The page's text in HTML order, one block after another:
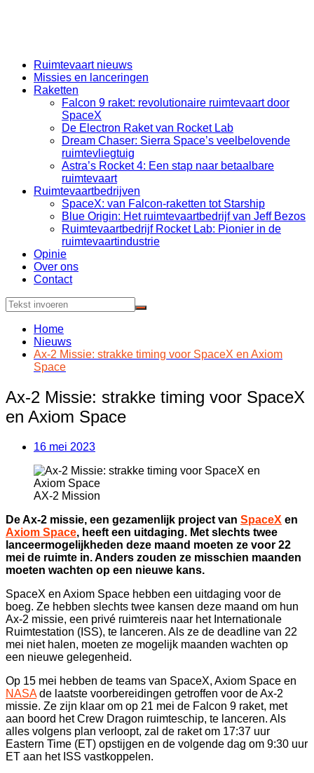
Ruimtevaart nieuws
Missies en lanceringen
Raketten
Falcon 9 raket: revolutionaire ruimtevaart door
SpaceX
De Electron Raket van Rocket Lab
Dream Chaser: Sierra Space’s veelbelovende
ruimtevliegtuig
Astra’s Rocket 4: Een stap naar betaalbare
ruimtevaart
Ruimtevaartbedrijven
SpaceX: van Falcon-raketten tot Starship
Blue Origin: Het ruimtevaartbedrijf van Jeff Bezos
Ruimtevaartbedrijf Rocket Lab: Pionier in de
ruimtevaartindustrie
Opinie
Over ons
Contact
Home
Nieuws
Ax-2 Missie: strakke timing voor SpaceX en Axiom
Space
Ax-2 Missie: strakke timing voor SpaceX
en Axiom Space
16 mei 2023
AX-2 Mission
De Ax-2 missie, een gezamenlijk project van SpaceX en
Axiom Space, heeft een uitdaging. Met slechts twee
lanceermogelijkheden deze maand moeten ze voor 22
mei de ruimte in. Anders zouden ze misschien maanden
moeten wachten op een nieuwe kans.
SpaceX en Axiom Space hebben een uitdaging voor de
boeg. Ze hebben slechts twee kansen deze maand om hun
Ax-2 missie, een privé ruimtereis naar het Internationale
Ruimtestation (ISS), te lanceren. Als ze de deadline van 22
mei niet halen, moeten ze mogelijk maanden wachten op
een nieuwe gelegenheid.
Op 15 mei hebben de teams van SpaceX, Axiom Space en
NASAde laatste voorbereidingen getroffen voor de Ax-2
missie. Ze zijn klaar om op 21 mei de Falcon 9 raket, met
aan boord het Crew Dragon ruimteschip, te lanceren. Als
alles volgens plan verloopt, zal de raket om 17:37 uur
Eastern Time (ET) opstijgen en de volgende dag om 9:30 uur
ET aan het ISS vastkoppelen.